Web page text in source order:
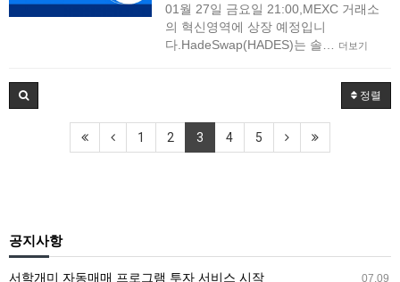
01월 27일 금요일 21:00,MEXC 거래소
의 혁신영역에 상장 예정입니
다.HadeSwap(HADES)는 솔…
더보기
정렬
1 2 3 4 5
공지사항
07.09
서학개미 자동매매 프로그램 투자 서비스 시작